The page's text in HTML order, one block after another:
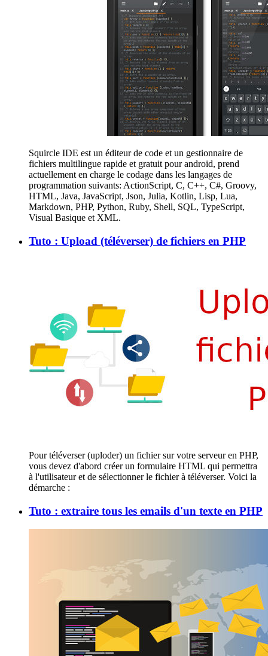
Squircle IDE est un éditeur de code et un gestionnaire de
fichiers multilingue rapide et gratuit pour android, prend
actuellement en charge le codage dans les langages de
programmation suivants: ActionScript, C, C++, C#, Groovy,
HTML, Java, JavaScript, Json, Julia, Kotlin, Lisp, Lua,
Markdown, PHP, Python, Ruby, Shell, SQL, TypeScript,
Visual Basique et XML.
Tuto : Upload (téléverser) de fichiers en PHP
Pour téléverser (uploder) un fichier sur votre serveur en PHP,
vous devez d'abord créer un formulaire HTML qui permettra
à l'utilisateur et de sélectionner le fichier à téléverser. Voici la
démarche :
Tuto : extraire tous les emails d'un texte en PHP